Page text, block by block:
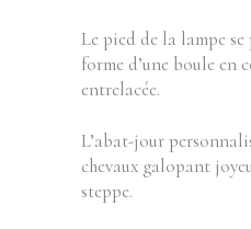
Le pied de la lampe se
forme d’une boule en
entrelacée.
L’abat-jour
chevaux galopant
steppe.